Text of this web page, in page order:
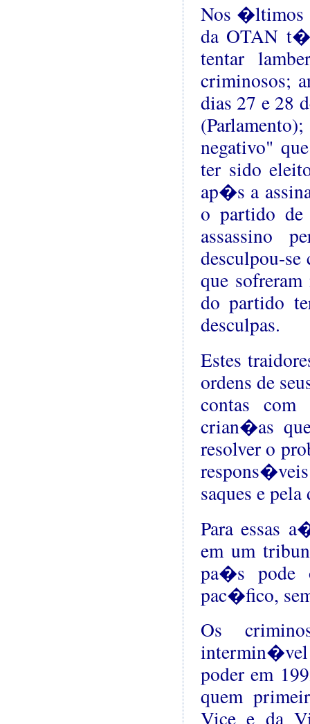
Nos �ltimos
da OTAN
tentar
criminosos;
dias 27 e 28
negativo"
ter sido
ap�s a
o partido de
assassino
desculpou-
que
do partido
desculpas.
Estes
ordens de
contas
crian�as
resolver o
saques e
Para essas
em um
pa�s pode
pac�fico,
Os
intermin�vel
poder em
quem
Vice e da